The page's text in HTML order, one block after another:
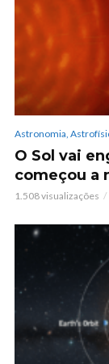
Astronomia,
O Sol vai
começou a
1.508 visualizações